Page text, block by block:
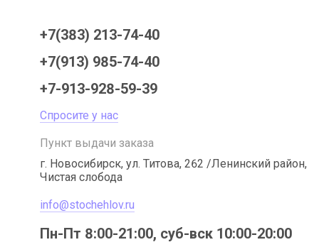
+7(383) 213-74-40
+7(913) 985-74-40
+7-913-928-59-39
Спросите у нас
Пункт выдачи заказа
г. Новосибирск, ул. Титова, 262 /Ленинский район,
Чистая слобода
info@stochehlov.ru
Пн-Пт 8:00-21:00, суб-вск 10:00-20:00